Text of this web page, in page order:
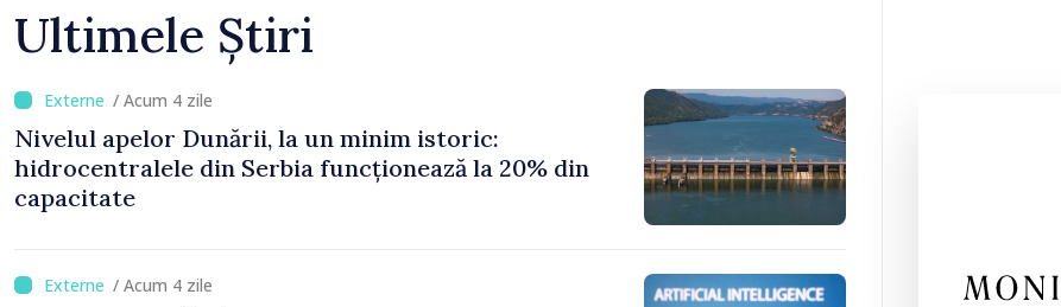
Ultimele Știri
/ Acum 4 zile
Nivelul apelor Dunării, la un minim istoric:
hidrocentralele din Serbia funcționează la 20% din
capacitate
/ Acum 4 zile